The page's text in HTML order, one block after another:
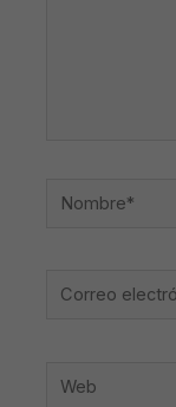
Nombre*
Correo
Web